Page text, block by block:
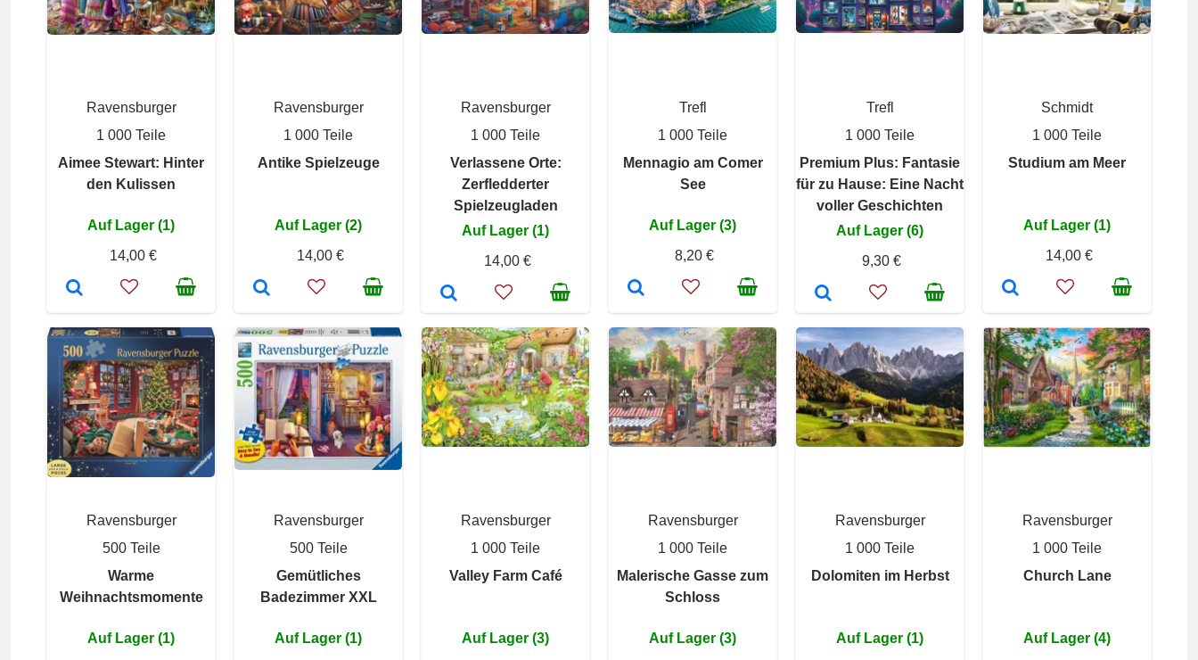
Ravensburger
1 000 Teile
Aimee Stewart: Hinter
den Kulissen
Auf Lager (1)
14,00 €
Ravensburger
1 000 Teile
Antike Spielzeuge
Auf Lager (2)
14,00 €
Ravensburger
1 000 Teile
Verlassene Orte:
Zerfledderter
Spielzeugladen
Auf Lager (1)
14,00 €
Trefl
1 000 Teile
Mennagio am Comer
See
Auf Lager (3)
8,20 €
Trefl
1 000 Teile
Premium Plus: Fantasie
für zu Hause: Eine Nacht
voller Geschichten
Auf Lager (6)
9,30 €
Schmidt
1 000 Teile
Studium am Meer
Auf Lager (1)
14,00 €
Ravensburger
500 Teile
Warme
Weihnachtsmomente
Auf Lager (1)
Ravensburger
500 Teile
Gemütliches
Badezimmer XXL
Auf Lager (1)
Ravensburger
1 000 Teile
Valley Farm Café
Auf Lager (3)
Ravensburger
1 000 Teile
Malerische Gasse zum
Schloss
Auf Lager (3)
Ravensburger
1 000 Teile
Dolomiten im Herbst
Auf Lager (1)
Ravensburger
1 000 Teile
Church Lane
Auf Lager (4)